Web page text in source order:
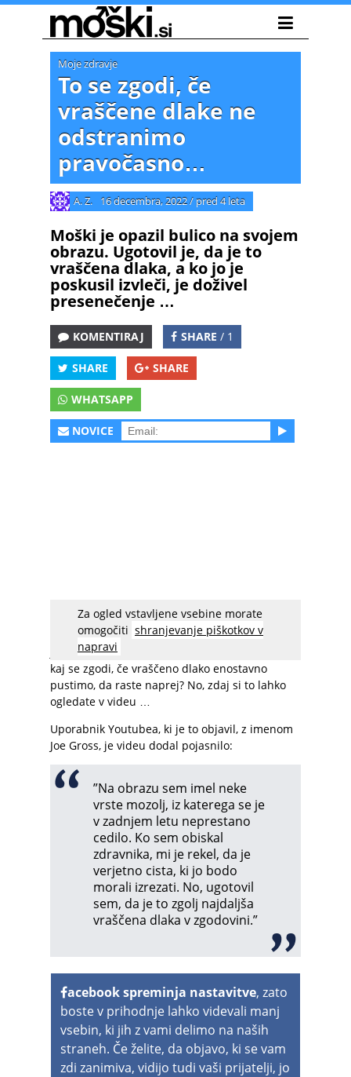
Moje zdravje
To se zgodi, če
vraščene dlake ne
odstranimo
pravočasno…
A. Z. 16 decembra, 2022/ pred 4 leta
Moški je opazil bulico na svojem
obrazu. Ugotovil je, da je to
vraščena dlaka, a ko jo je
poskusil izvleči, je doživel
presenečenje …
KOMENTIRAJ SHARE / 1
SHARE SHARE
WHATSAPP
NOVICE
Za ogled vstavljene vsebine morate
omogočiti shranjevanje piškotkov v
napravi
Na področjih, ki si jih brijemo, se nam pogosto
dlake vraščajo. Nič hudega – s pinceto ali z iglo
jih zlahka odstranimo. Ste se pa kdaj vprašali,
kaj se zgodi, če vraščeno dlako enostavno
pustimo, da raste naprej? No, zdaj si to lahko
ogledate v videu …
Uporabnik Youtubea, ki je to objavil, z imenom
Joe Gross, je videu dodal pojasnilo:
”Na obrazu sem imel neke
vrste mozolj, iz katerega se je
v zadnjem letu neprestano
cedilo. Ko sem obiskal
zdravnika, mi je rekel, da je
verjetno cista, ki jo bodo
morali izrezati. No, ugotovil
sem, da je to zgolj najdaljša
vraščena dlaka v zgodovini.”
acebook spreminja nastavitve, zato
boste v prihodnje lahko videvali manj
vsebin, ki jih z vami delimo na naših
straneh. Če želite, da objavo, ki se vam
zdi zanimiva, vidijo tudi vaši prijatelji, jo